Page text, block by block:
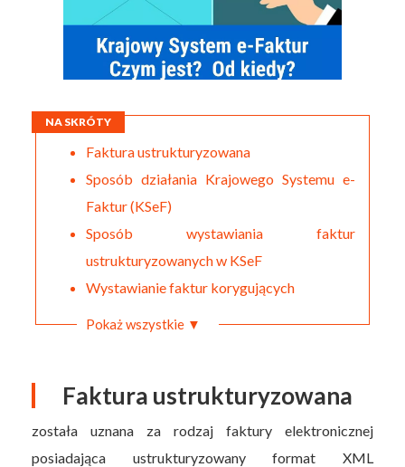
NA SKRÓTY
Faktura ustrukturyzowana
Sposób działania Krajowego Systemu e-
Faktur (KSeF)
Sposób wystawiania faktur
ustrukturyzowanych w KSeF
Wystawianie faktur korygujących
Pokaż wszystkie ▼
Faktura ustrukturyzowana
została uznana za rodzaj faktury elektronicznej
posiadająca ustrukturyzowany format XML